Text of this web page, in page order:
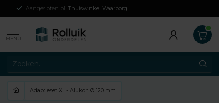
Aangesloten bij Thuiswinkel Waarborg
MENU
Adaptieset XL - Alukon Ø 120 mm